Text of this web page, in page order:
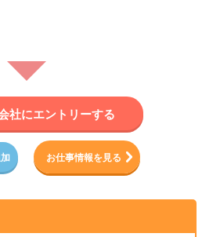
社にエントリーする
お仕事情報を見る